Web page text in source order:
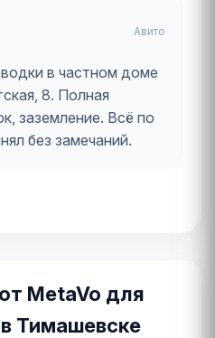
Авито
в частном доме
8. Полная
заземление. Всё по
без замечаний.
MetaVo для
Тимашевске